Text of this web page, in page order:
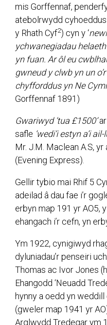
mis Gorffennaf,
atebolrwydd
y Rhath Cyf2) cyn y ‘
ychwanegiadau helaeth
yn fuan. Ar ôl eu
gwneud y clwb yn un
chyfforddus yn Ne
Gorffennaf 1891)
Gwariwyd ‘tua £1500’ar
safle ‘wedi’i estyn a’i ail-
Mr. J.M. Maclean A.S,
(Evening Express).
Gellir tybio mai Rhif 5
adeilad â dau fae i’r
erbyn map 191 yr AO5,
ehangach i’r cefn, yn
Ym 1922, cynigiwyd
dyluniadau’r penseiri
Thomas ac Ivor Jones
Ehangodd ‘Neuadd
hynny a oedd yn weddill
(gweler map 1941 yr
Arglwydd Tredegar ym